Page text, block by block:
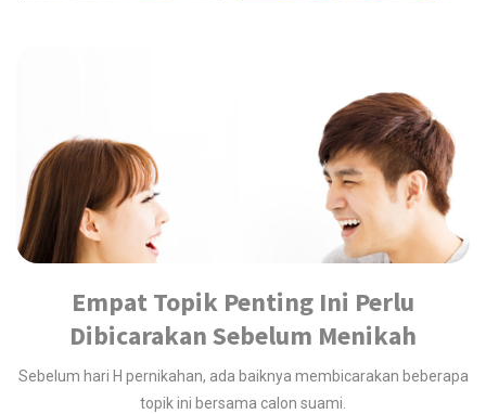
Empat Topik Penting Ini Perlu
Dibicarakan Sebelum Menikah
Sebelum hari H pernikahan, ada baiknya membicarakan beberapa
topik ini bersama calon suami.